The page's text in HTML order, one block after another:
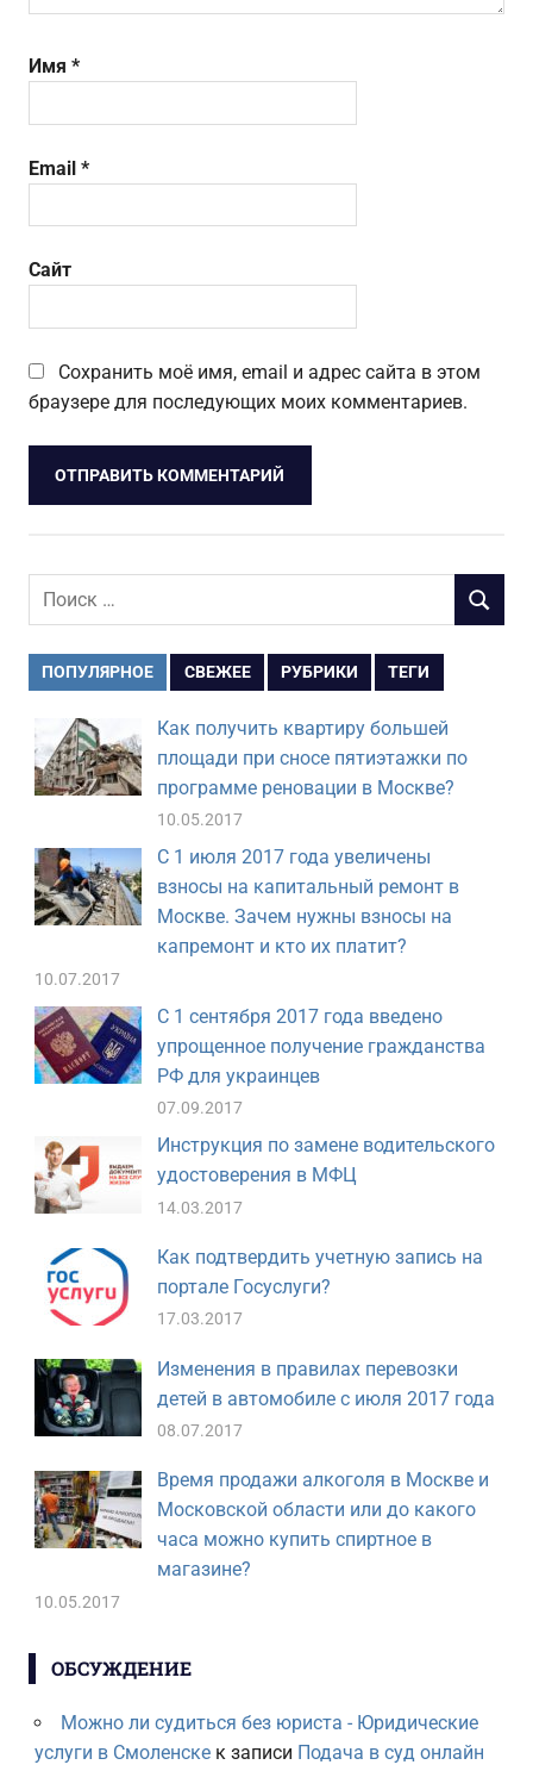
Имя *
Email *
Сайт
Сохранить моё имя, email и адрес сайта в этом
браузере для последующих моих комментариев.
Поиск
ПОИСК
ПОПУЛЯРНОЕ СВЕЖЕЕ РУБРИКИ ТЕГИ
Как получить квартиру большей
площади при сносе пятиэтажки по
программе реновации в Москве?
10.05.2017
С 1 июля 2017 года увеличены
взносы на капитальный ремонт в
Москве. Зачем нужны взносы на
капремонт и кто их платит?
10.07.2017
С 1 сентября 2017 года введено
упрощенное получение гражданства
РФ для украинцев
07.09.2017
Инструкция по замене водительского
удостоверения в МФЦ
14.03.2017
Как подтвердить учетную запись на
портале Госуслуги?
17.03.2017
Изменения в правилах перевозки
детей в автомобиле с июля 2017 года
08.07.2017
Время продажи алкоголя в Москве и
Московской области или до какого
часа можно купить спиртное в
магазине?
10.05.2017
ОБСУЖДЕНИЕ
Можно ли судиться без юриста - Юридические
услуги в Смоленскек записи Подача в суд онлайн